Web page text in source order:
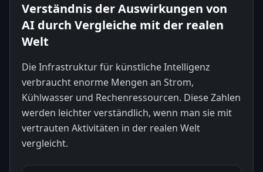
Verständnis der Auswirkungen von
AI durch Vergleiche mit der realen
Welt
Die Infrastruktur für künstliche Intelligenz
verbraucht enorme Mengen an Strom,
Kühlwasser und Rechenressourcen. Diese Zahlen
werden leichter verständlich, wenn man sie mit
vertrauten Aktivitäten in der realen Welt
vergleicht.